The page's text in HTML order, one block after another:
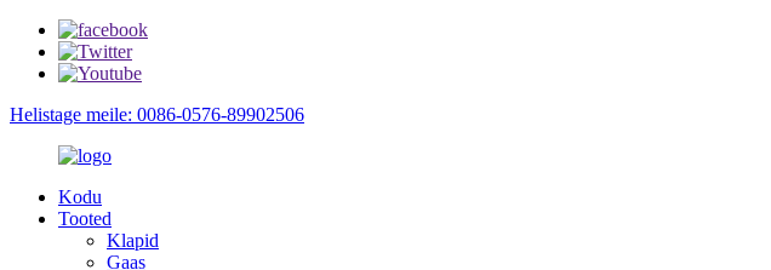
Helistage meile: 0086-0576-89902506
Kodu
Tooted
Klapid
Gaas